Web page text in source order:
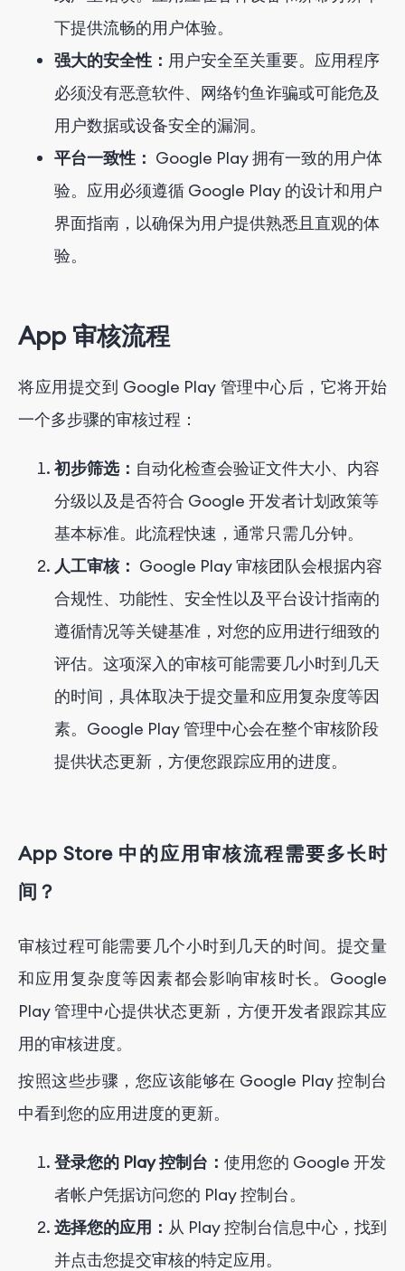
下提供流畅的用户体验。
强大的安全性： 用户安全至关重要。应用程序
必须没有恶意软件、网络钓鱼诈骗或可能危及
用户数据或设备安全的漏洞。
平台一致性： Google Play 拥有一致的用户体
验。应用必须遵循 Google Play 的设计和用户
界面指南，以确保为用户提供熟悉且直观的体
验。
App 审核流程
将应用提交到 Google Play 管理中心后，它将开始
一个多步骤的审核过程：
初步筛选： 自动化检查会验证文件大小、内容
分级以及是否符合 Google 开发者计划政策等
基本标准。此流程快速，通常只需几分钟。
人工审核： Google Play 审核团队会根据内容
合规性、功能性、安全性以及平台设计指南的
遵循情况等关键基准，对您的应用进行细致的
评估。这项深入的审核可能需要几小时到几天
的时间，具体取决于提交量和应用复杂度等因
素。Google Play 管理中心会在整个审核阶段
提供状态更新，方便您跟踪应用的进度。
App Store 中的应用审核流程需要多长时
间？
审核过程可能需要几个小时到几天的时间。提交量
和应用复杂度等因素都会影响审核时长。Google
Play 管理中心提供状态更新，方便开发者跟踪其应
用的审核进度。
按照这些步骤，您应该能够在 Google Play 控制台
中看到您的应用进度的更新。
登录您的 Play 控制台： 使用您的 Google 开发
者帐户凭据访问您的 Play 控制台。
选择您的应用： 从 Play 控制台信息中心，找到
并点击您提交审核的特定应用。